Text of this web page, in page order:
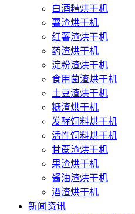
白酒糟烘干机
薯渣烘干机
红薯渣烘干机
药渣烘干机
淀粉渣烘干机
食用菌渣烘干机
土豆渣烘干机
糖渣烘干机
发酵饲料烘干机
活性饲料烘干机
甘蔗渣烘干机
果渣烘干机
酱油渣烘干机
酒渣烘干机
新闻资讯